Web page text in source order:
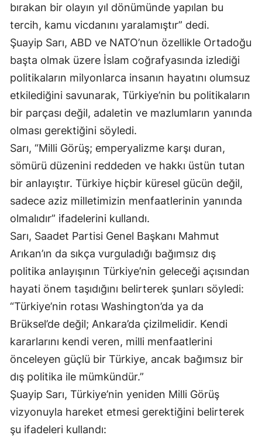
Ordu
Rize
Sakarya
Samsun
Sinop
Sivas
Tekirdağ
Tokat
Trabzon
Tunceli
Şanlıurfa
Uşak
Van
Zonguldak
bırakan bir olayın yıl dönümünde yapılan bu
tercih, kamu vicdanını yaralamıştır” dedi.
Şuayip Sarı, ABD ve NATO’nun özellikle Ortadoğu
başta olmak üzere İslam coğrafyasında izlediği
politikaların milyonlarca insanın hayatını olumsuz
etkilediğini savunarak, Türkiye’nin bu politikaların
bir parçası değil, adaletin ve mazlumların yanında
olması gerektiğini söyledi.
Sarı, “Milli Görüş; emperyalizme karşı duran,
sömürü düzenini reddeden ve hakkı üstün tutan
bir anlayıştır. Türkiye hiçbir küresel gücün değil,
sadece aziz milletimizin menfaatlerinin yanında
olmalıdır” ifadelerini kullandı.
Sarı, Saadet Partisi Genel Başkanı Mahmut
Arıkan’ın da sıkça vurguladığı bağımsız dış
politika anlayışının Türkiye’nin geleceği açısından
hayati önem taşıdığını belirterek şunları söyledi:
“Türkiye’nin rotası Washington’da ya da
Brüksel’de değil; Ankara’da çizilmelidir. Kendi
kararlarını kendi veren, milli menfaatlerini
önceleyen güçlü bir Türkiye, ancak bağımsız bir
dış politika ile mümkündür.”
Şuayip Sarı, Türkiye’nin yeniden Milli Görüş
vizyonuyla hareket etmesi gerektiğini belirterek
şu ifadeleri kullandı: